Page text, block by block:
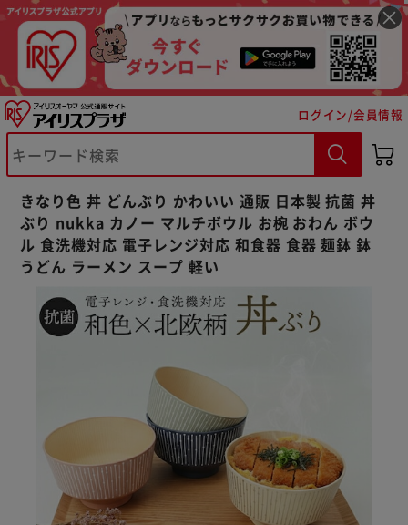
ログイン/会員情報
きなり色 丼 どんぶり かわいい 通販 日本製 抗菌 丼
ぶり nukka カノー マルチボウル お椀 おわん ボウ
ル 食洗機対応 電子レンジ対応 和食器 食器 麺鉢 鉢
うどん ラーメン スープ 軽い
※ご確認ください
カートに入れる 購入手続きへ